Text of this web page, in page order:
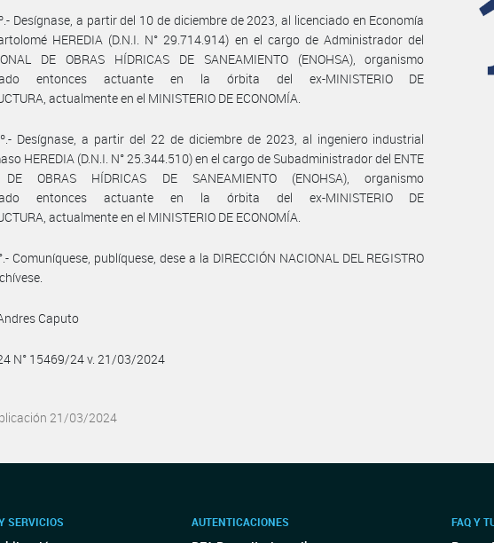
Desígnase, a partir del 10 de diciembre de 2023, al licenciado en Economía
HEREDIA (D.N.I. N° 29.714.914) en el cargo de Administrador del
DE OBRAS HÍDRICAS DE SANEAMIENTO (ENOHSA), organismo
entonces actuante en la órbita del ex-MINISTERIO DE
actualmente en el MINISTERIO DE ECONOMÍA.
Desígnase, a partir del 22 de diciembre de 2023, al ingeniero industrial
HEREDIA (D.N.I. N° 25.344.510) en el cargo de Subadministrador del ENTE
DE OBRAS HÍDRICAS DE SANEAMIENTO (ENOHSA), organismo
entonces actuante en la órbita del ex-MINISTERIO DE
actualmente en el MINISTERIO DE ECONOMÍA.
Comuníquese, publíquese, dese a la DIRECCIÓN NACIONAL DEL REGISTRO
Caputo
N° 15469/24 v. 21/03/2024
21/03/2024
SERVICIOS AUTENTICACIONES FAQ Y